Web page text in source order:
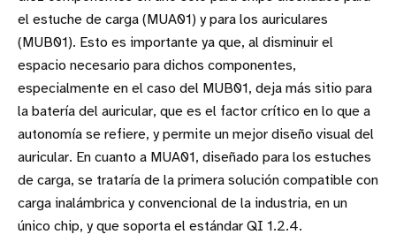
el estuche de carga (MUA01) y para los auriculares
(MUB01). Esto es importante ya que, al disminuir el
espacio necesario para dichos componentes,
especialmente en el caso del MUB01, deja más sitio para
la batería del auricular, que es el factor crítico en lo que a
autonomía se refiere, y permite un mejor diseño visual del
auricular. En cuanto a MUA01, diseñado para los estuches
de carga, se trataría de la primera solución compatible con
carga inalámbrica y convencional de la industria, en un
único chip, y que soporta el estándar QI 1.2.4.